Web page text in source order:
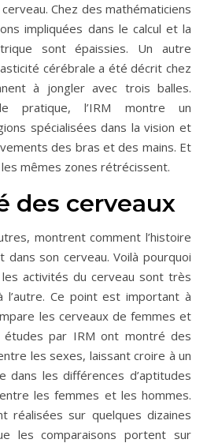
Chez des mathématiciens
impliquées dans le calcul et la
sont épaissies. Un autre
cérébrale a été décrit chez
à jongler avec trois balles.
pratique, l’IRM montre un
spécialisées dans la vision et
des bras et des mains. Et
mêmes zones rétrécissent.
des cerveaux
montrent comment l’histoire
dans son cerveau. Voilà pourquoi
activités du cerveau sont très
l’autre. Ce point est important à
les cerveaux de femmes et
études par IRM ont montré des
les sexes, laissant croire à un
dans les différences d’aptitudes
les femmes et les hommes.
réalisées sur quelques dizaines
les comparaisons portent sur